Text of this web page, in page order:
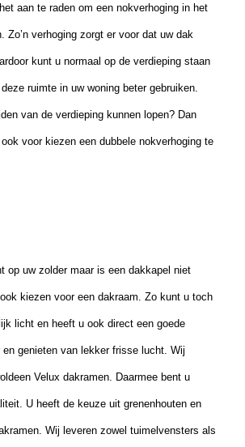
aan te raden om een nokverhoging in het
Zo’n verhoging zorgt er voor dat uw dak
kunt u normaal op de verdieping staan
ruimte in uw woning beter gebruiken.
van de verdieping kunnen lopen? Dan
voor kiezen een dubbele nokverhoging te
op uw zolder maar is een dakkapel niet
kiezen voor een dakraam. Zo kunt u toch
licht en heeft u ook direct een goede
genieten van lekker frisse lucht. Wij
Velux dakramen. Daarmee bent u
U heeft de keuze uit grenenhouten en
Wij leveren zowel tuimelvensters als